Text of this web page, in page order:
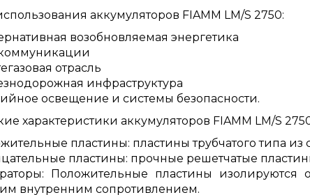
аккумуляторов FIAMM LM/S 2750:
возобновляемая энергетика
отрасль
инфраструктура
освещение и системы безопасности.
характеристики аккумуляторов FIAMM LM/S
пластины: пластины трубчатого типа
пластины: прочные решетчатые
Положительные пластины изолируются
внутренним сопротивлением.